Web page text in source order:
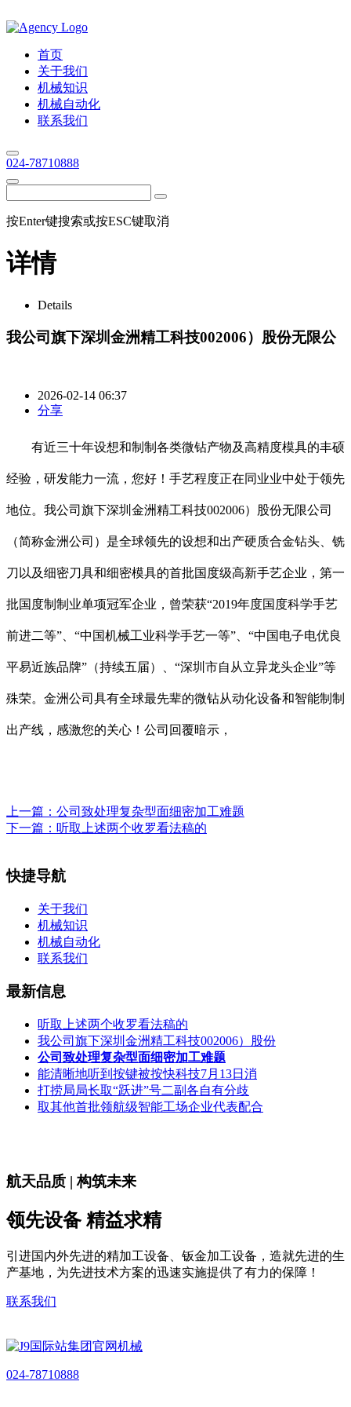
首页
关于我们
机械知识
机械自动化
联系我们
024-78710888
按Enter键搜索或按ESC键取消
详情
Details
我公司旗下深圳金洲精工科技002006）股份无限公
2026-02-14 06:37
分享
有近三十年设想和制制各类微钻产物及高精度模具的丰硕
经验，研发能力一流，您好！手艺程度正在同业业中处于领先
地位。我公司旗下深圳金洲精工科技002006）股份无限公司
（简称金洲公司）是全球领先的设想和出产硬质合金钻头、铣
刀以及细密刀具和细密模具的首批国度级高新手艺企业，第一
批国度制制业单项冠军企业，曾荣获“2019年度国度科学手艺
前进二等”、“中国机械工业科学手艺一等”、“中国电子电优良
平易近族品牌”（持续五届）、“深圳市自从立异龙头企业”等
殊荣。金洲公司具有全球最先辈的微钻从动化设备和智能制制
出产线，感激您的关心！公司回覆暗示，
上一篇： 公司致处理复杂型面细密加工难题
下一篇： 听取上述两个收罗看法稿的
快捷导航
关于我们
机械知识
机械自动化
联系我们
最新信息
听取上述两个收罗看法稿的
我公司旗下深圳金洲精工科技002006）股份
公司致处理复杂型面细密加工难题
能清晰地听到按键被按快科技7月13日消
打捞局局长取“跃进”号二副各自有分歧
取其他首批领航级智能工场企业代表配合
航天品质 | 构筑未来
领先设备 精益求精
引进国内外先进的精加工设备、钣金加工设备，造就先进的生
产基地，为先进技术方案的迅速实施提供了有力的保障！
联系我们
024-78710888